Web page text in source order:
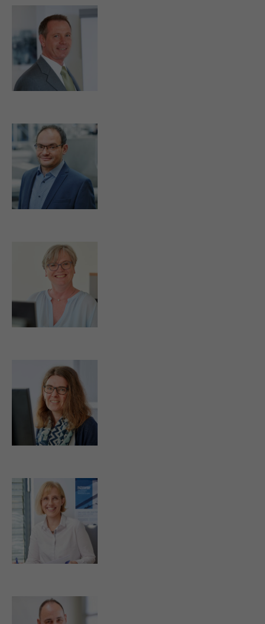
d.duckgeischel@strassburger-filter.de
m.kuhr@strassburger-filter.de
s.rausch@strassburger-filter.de
t.knab@strassburger-filter.de